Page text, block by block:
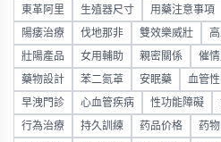
東革阿里 生殖器尺寸 用藥注意事項
陽痿治療 伐地那非 雙效樂威壯
壯陽產品 女用輔助 親密關係 催
藥物設計 苯二氮䓬 安眠藥 血管
早洩門診 心血管疾病 性功能障礙
行為治療 持久訓練 药品价格 药